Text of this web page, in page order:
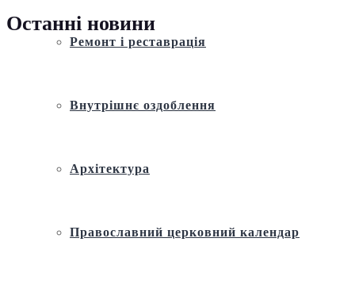
Ремонт і реставрація
Внутрішнє оздоблення
Архітектура
Православний церковний календар
Останні новини